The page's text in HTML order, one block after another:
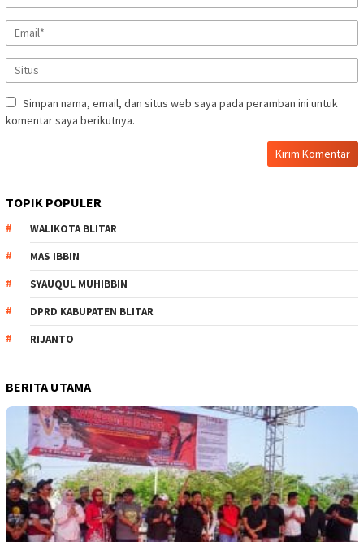
Simpan nama, email, dan situs web saya pada peramban ini untuk
komentar saya berikutnya.
TOPIK POPULER
WALIKOTA BLITAR
MAS IBBIN
SYAUQUL MUHIBBIN
DPRD KABUPATEN BLITAR
RIJANTO
BERITA UTAMA